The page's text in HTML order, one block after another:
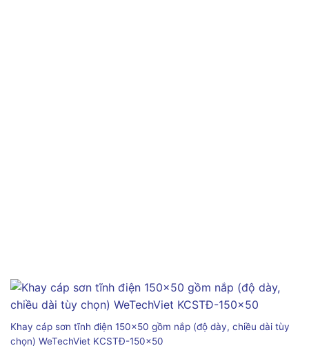
Khay cáp sơn tĩnh điện 150×50 gồm nắp (độ dày, chiều dài tùy
chọn) WeTechViet KCSTĐ-150×50